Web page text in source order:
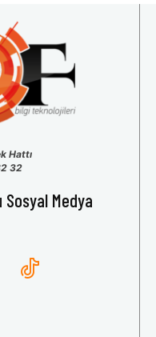
Hattı
32
Medya